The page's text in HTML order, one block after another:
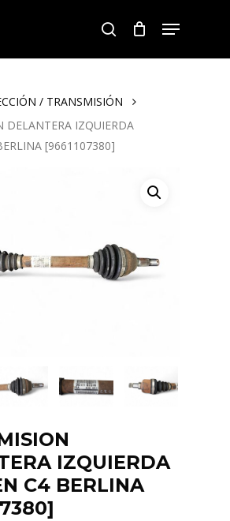
search
Menu
/ TRANSMISIÓN
DELANTERA IZQUIERDA
[9661107380]
IZQUIERDA
C4 BERLINA